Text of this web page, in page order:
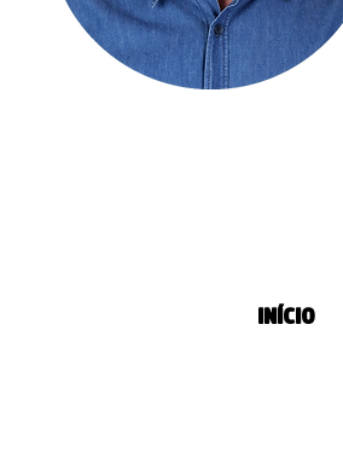
INÍCIO